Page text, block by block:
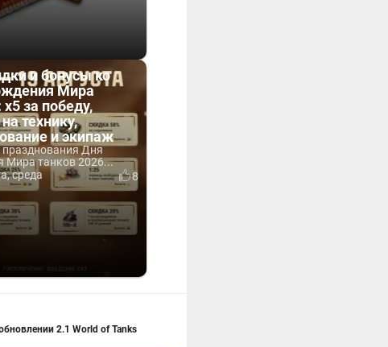
и бонусы ко
Мира
x5 за победу,
технику,
и экипаж
празднования Дня
Мира танков 2026...
среда
8
2.1 World of Tanks